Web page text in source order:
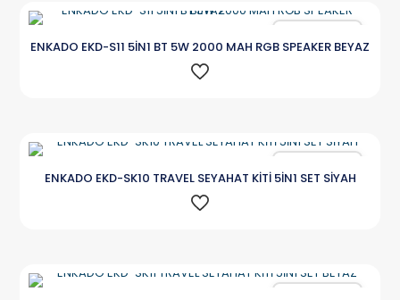
ENKADO EKD-S11 5İN1 BT 5W 2000 MAH RGB SPEAKER BEYAZ
ENKADO EKD-SK10 TRAVEL SEYAHAT KİTİ 5İN1 SET SİYAH